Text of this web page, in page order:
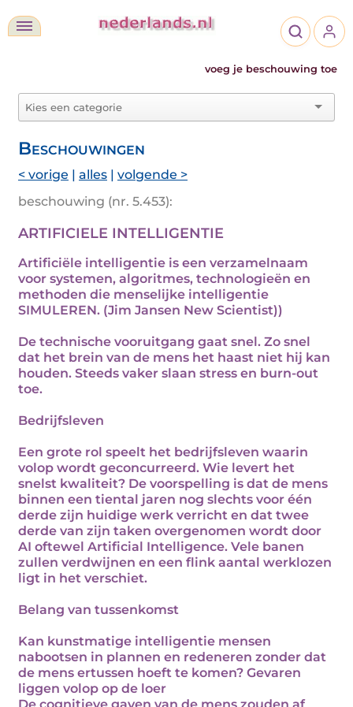
voeg je beschouwing toe
Beschouwingen
< vorige | alles | volgende >
beschouwing (nr. 5.453):
ARTIFICIELE INTELLIGENTIE
Artificiële intelligentie is een verzamelnaam
voor systemen, algoritmes, technologieën en
methoden die menselijke intelligentie
SIMULEREN. (Jim Jansen New Scientist))
De technische vooruitgang gaat snel. Zo snel
dat het brein van de mens het haast niet hij kan
houden. Steeds vaker slaan stress en burn-out
toe.
Bedrijfsleven
Een grote rol speelt het bedrijfsleven waarin
volop wordt geconcurreerd. Wie levert het
snelst kwaliteit? De voorspelling is dat de mens
binnen een tiental jaren nog slechts voor één
derde zijn huidige werk verricht en dat twee
derde van zijn taken overgenomen wordt door
AI oftewel Artificial Intelligence. Vele banen
zullen verdwijnen en een flink aantal werklozen
ligt in het verschiet.
Belang van tussenkomst
Kan kunstmatige intelligentie mensen
nabootsen in plannen en redeneren zonder dat
de mens ertussen hoeft te komen? Gevaren
liggen volop op de loer